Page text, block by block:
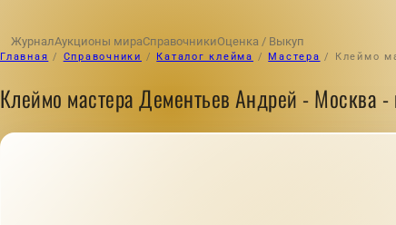
ЖурналАукционы мираСправочникиОценка / Выкуп
Главная / Справочники / Каталог клейма / Мастера / Клеймо
Клеймо мастера Дементьев Андрей - Москва